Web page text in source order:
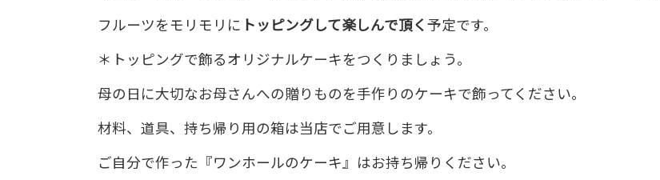
フルーツをモリモリに トッピングして楽しんで頂く 予定です。
＊トッピングで飾るオリジナルケーキをつくりましょう。
母の日に大切なお母さんへの贈りものを手作りのケーキで飾ってください。
材料、道具、持ち帰り用の箱は当店でご用意します。
ご自分で作った『ワンホールのケーキ』はお持ち帰りください。